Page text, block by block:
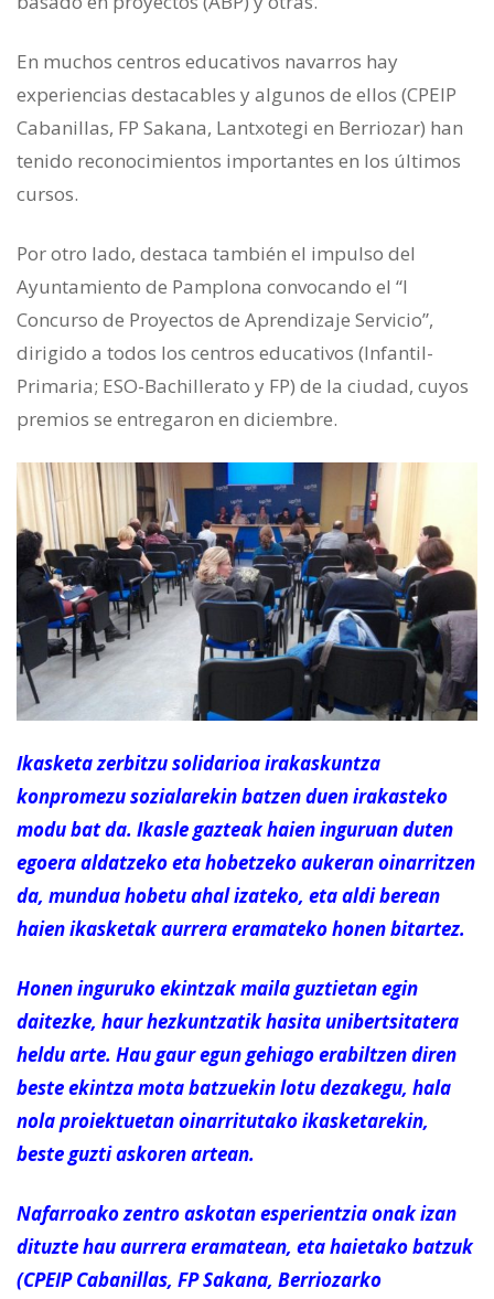
En muchos centros educativos navarros hay
experiencias destacables y algunos de ellos (CPEIP
Cabanillas, FP Sakana, Lantxotegi en Berriozar) han
tenido reconocimientos importantes en los últimos
cursos.
Por otro lado, destaca también el impulso del
Ayuntamiento de Pamplona convocando el “I
Concurso de Proyectos de Aprendizaje Servicio”,
dirigido a todos los centros educativos (Infantil-
Primaria; ESO-Bachillerato y FP) de la ciudad, cuyos
premios se entregaron en diciembre.
Ikasketa zerbitzu solidarioa irakaskuntza
konpromezu sozialarekin batzen duen irakasteko
modu bat da. Ikasle gazteak haien inguruan duten
egoera aldatzeko eta hobetzeko aukeran oinarritzen
da, mundua hobetu ahal izateko, eta aldi berean
haien ikasketak aurrera eramateko honen bitartez.
Honen inguruko ekintzak maila guztietan egin
daitezke, haur hezkuntzatik hasita unibertsitatera
heldu arte. Hau gaur egun gehiago erabiltzen diren
beste ekintza mota batzuekin lotu dezakegu, hala
nola proiektuetan oinarritutako ikasketarekin,
beste guzti askoren artean.
Nafarroako zentro askotan esperientzia onak izan
dituzte hau aurrera eramatean, eta haietako batzuk
(CPEIP Cabanillas, FP Sakana, Berriozarko